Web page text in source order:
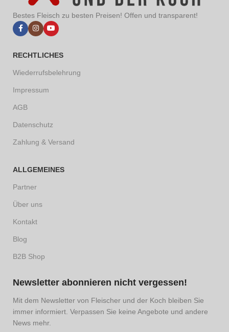
Bestes Fleisch zu besten Preisen! Offen und transparent!
RECHTLICHES
Wiederrufsbelehrung
Impressum
AGB
Datenschutz
Zahlung & Versand
ALLGEMEINES
Partner
Über uns
Kontakt
Blog
B2B Shop
Newsletter abonnieren nicht vergessen!
Mit dem Newsletter von Fleischer und der Koch bleiben Sie
immer informiert. Verpassen Sie keine Angebote und andere
News mehr.